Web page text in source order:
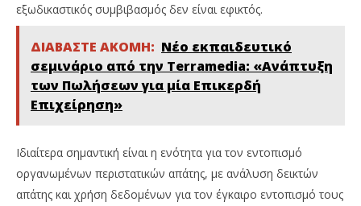
εξωδικαστικός συμβιβασμός δεν είναι εφικτός.
ΔΙΑΒΑΣΤΕ ΑΚΟΜΗ: Νέο εκπαιδευτικό
σεμινάριο από την Terramedia: «Ανάπτυξη
των Πωλήσεων για μία Επικερδή
Επιχείρηση»
Ιδιαίτερα σημαντική είναι η ενότητα για τον εντοπισμό
οργανωμένων περιστατικών απάτης, με ανάλυση δεικτών
απάτης και χρήση δεδομένων για τον έγκαιρο εντοπισμό τους